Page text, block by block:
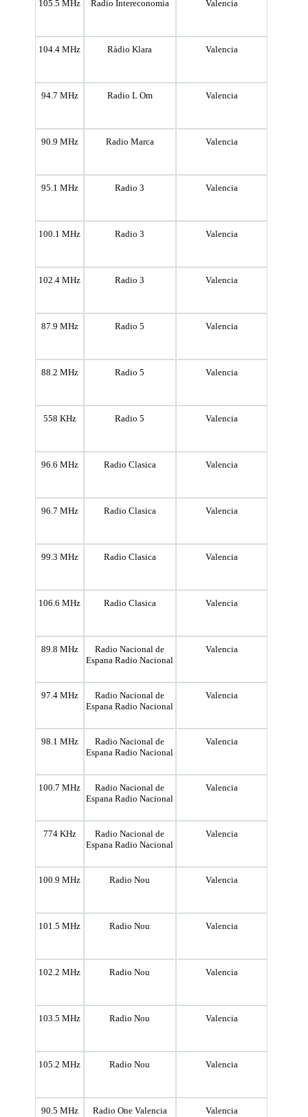
105.5 MHz Radio Intereconomia Valencia
104.4 MHz Ràdio Klara Valencia
94.7 MHz Radio L Om Valencia
90.9 MHz Radio Marca Valencia
95.1 MHz Radio 3 Valencia
100.1 MHz Radio 3 Valencia
102.4 MHz Radio 3 Valencia
87.9 MHz Radio 5 Valencia
88.2 MHz Radio 5 Valencia
558 KHz Radio 5 Valencia
96.6 MHz Radio Clasica Valencia
96.7 MHz Radio Clasica Valencia
99.3 MHz Radio Clasica Valencia
106.6 MHz Radio Clasica Valencia
89.8 MHz
Radio Nacional de
Espana Radio Nacional
Valencia
97.4 MHz
Radio Nacional de
Espana Radio Nacional
Valencia
98.1 MHz
Radio Nacional de
Espana Radio Nacional
Valencia
100.7 MHz
Radio Nacional de
Espana Radio Nacional
Valencia
774 KHz
Radio Nacional de
Espana Radio Nacional
Valencia
100.9 MHz Radio Nou Valencia
101.5 MHz Radio Nou Valencia
102.2 MHz Radio Nou Valencia
103.5 MHz Radio Nou Valencia
105.2 MHz Radio Nou Valencia
90.5 MHz Radio One Valencia Valencia